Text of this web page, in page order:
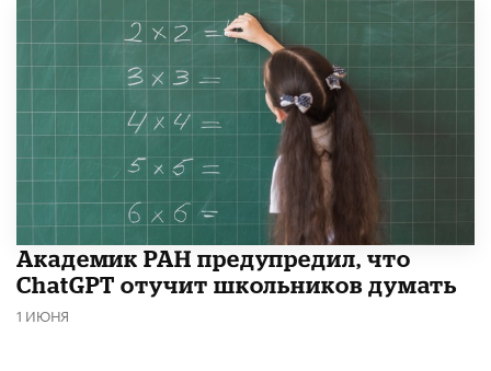
Академик РАН предупредил, что
ChatGPT отучит школьников думать
1 ИЮНЯ